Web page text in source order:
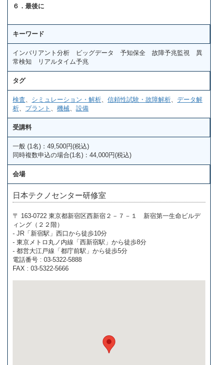
６．最後に
キーワード
インバリアント分析 ビッグデータ 予知保全 故障予兆監視 異
常検知 リアルタイム予兆
タグ
検査 シミュレーション・解析 信頼性試験・故障解析
データ解
析
プラント 機械 設備
受講料
一般 (1名)：49,500円(税込)
同時複数申込の場合(1名)：44,000円(税込)
会場
日本テクノセンター研修室
〒 163-0722 東京都新宿区西新宿２－７－１ 新宿第一生命ビルデ
ィング（２２階）
- JR「新宿駅」西口から徒歩10分
- 東京メトロ丸ノ内線「西新宿駅」から徒歩8分
- 都営大江戸線「都庁前駅」から徒歩5分
電話番号 : 03-5322-5888
FAX : 03-5322-5666